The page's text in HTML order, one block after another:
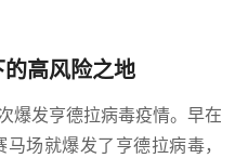
高风险之地
爆发亨德拉病毒疫情。早在
场就爆发了亨德拉病毒，